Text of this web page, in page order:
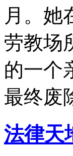
月。她
劳教场
的一个
最终废
法律天